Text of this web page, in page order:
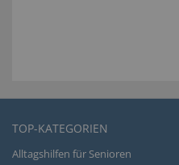
TOP-KATEGORIEN
Alltagshilfen für Senioren